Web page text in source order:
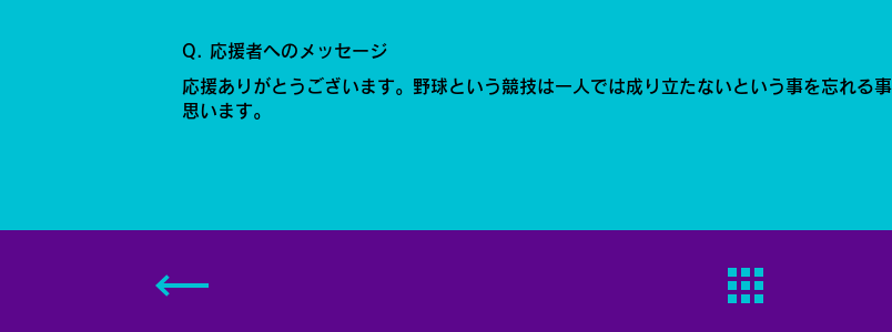
Q. 応援者へのメッセージ
応援ありがとうございます。野球という競技は一人では成り立たないという事を忘れる
思います。